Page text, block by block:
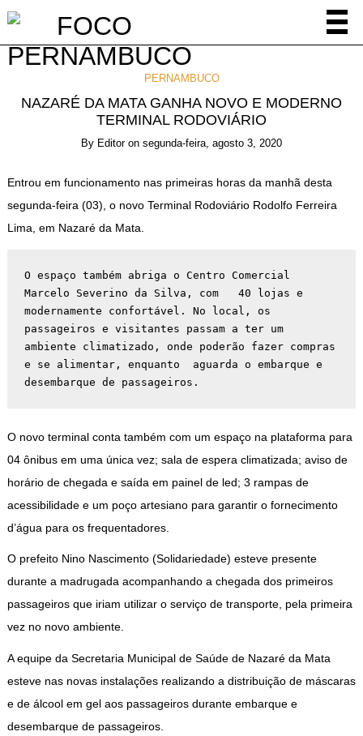
PERNAMBUCO
NAZARÉ DA MATA GANHA NOVO E MODERNO
TERMINAL RODOVIÁRIO
By Editor on segunda-feira, agosto 3, 2020
Entrou em funcionamento nas primeiras horas da manhã desta
segunda-feira (03), o novo Terminal Rodoviário Rodolfo Ferreira
Lima, em Nazaré da Mata.
O espaço também abriga o Centro Comercial
Marcelo Severino da Silva, com   40 lojas e
modernamente confortável. No local, os
passageiros e visitantes passam a ter um
ambiente climatizado, onde poderão fazer compras
e se alimentar, enquanto  aguarda o embarque e
desembarque de passageiros.
O novo terminal conta também com um espaço na plataforma para
04 ônibus em uma única vez; sala de espera climatizada; aviso de
horário de chegada e saída em painel de led; 3 rampas de
acessibilidade e um poço artesiano para garantir o fornecimento
d’água para os frequentadores.
O prefeito Nino Nascimento (Solidariedade) esteve presente
durante a madrugada acompanhando a chegada dos primeiros
passageiros que iriam utilizar o serviço de transporte, pela primeira
vez no novo ambiente.
A equipe da Secretaria Municipal de Saúde de Nazaré da Mata
esteve nas novas instalações realizando a distribuição de máscaras
e de álcool em gel aos passageiros durante embarque e
desembarque de passageiros.